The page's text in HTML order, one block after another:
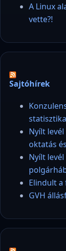
A Linux
vette?!
Sajtóhírek
Nyílt
oktatás
Nyílt
Elindult a
GVH